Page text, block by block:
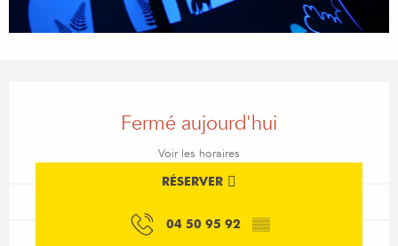
Fermé aujourd'hui
Voir les horaires
RÉSERVER
04 50 95 92 ▒▒